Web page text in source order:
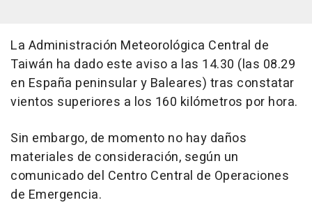
La Administración Meteorológica Central de
Taiwán ha dado este aviso a las 14.30 (las 08.29
en España peninsular y Baleares) tras constatar
vientos superiores a los 160 kilómetros por hora.
Sin embargo, de momento no hay daños
materiales de consideración, según un
comunicado del Centro Central de Operaciones
de Emergencia.